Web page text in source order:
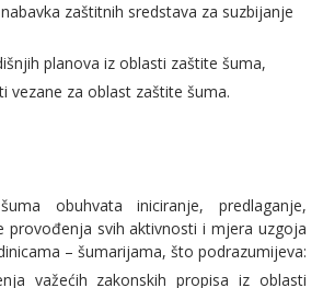
zaštitnih sredstava za suzbijanje
planova iz oblasti zaštite šuma,
vezane za oblast zaštite šuma.
obuhvata iniciranje, predlaganje,
provođenja svih aktivnosti i mjera uzgoja
– šumarijama, što podrazumijeva:
važećih zakonskih propisa iz oblasti